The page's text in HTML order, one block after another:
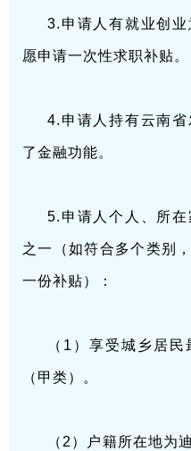
3.申请人有就业创
愿申请一次性求职补贴。
4.申请人持有云南
了金融功能。
5.申请人个人、所
之一（如符合多个类别
一份补贴）：
（1）享受城乡居
（甲类）。
（2）户籍所在地为